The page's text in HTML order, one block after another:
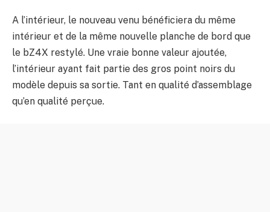
A l’intérieur, le nouveau venu bénéficiera du même
intérieur et de la même nouvelle planche de bord que
le bZ4X restylé. Une vraie bonne valeur ajoutée,
l’intérieur ayant fait partie des gros point noirs du
modèle depuis sa sortie. Tant en qualité d’assemblage
qu’en qualité perçue.